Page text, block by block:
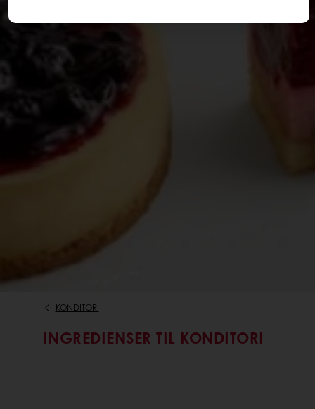
KONDITORI
INGREDIENSER TIL KONDITORI